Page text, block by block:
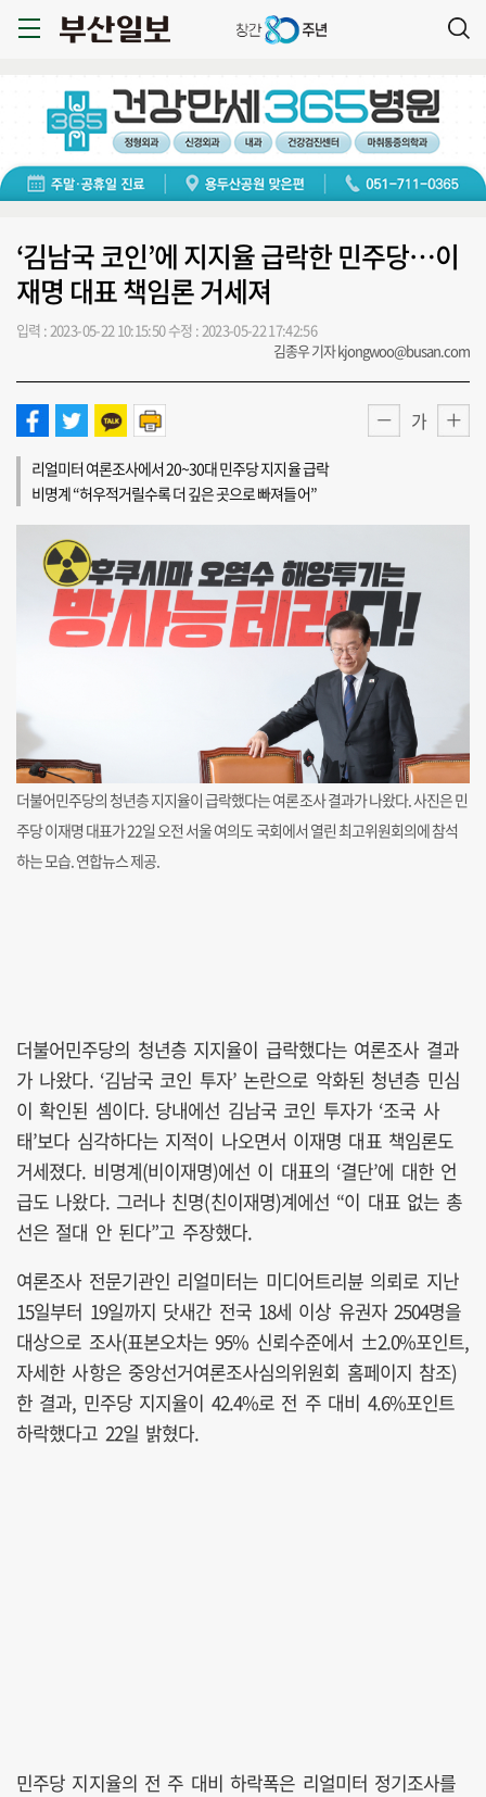
‘김남국 코인’에 지지율 급락한 민주당…이
재명 대표 책임론 거세져
입력 : 2023-05-22 10:15:50수정 : 2023-05-22 17:42:56
김종우 기자 kjongwoo@busan.com
가
리얼미터 여론조사에서 20~30대 민주당 지지율 급락
비명계 “허우적거릴수록 더 깊은 곳으로 빠져들어”
더불어민주당의 청년층 지지율이 급락했다는 여론조사 결과가 나왔다. 사진은 민
주당 이재명 대표가 22일 오전 서울 여의도 국회에서 열린 최고위원회의에 참석
하는 모습. 연합뉴스 제공.
더불어민주당의 청년층 지지율이 급락했다는 여론조사 결과
가 나왔다. ‘김남국 코인 투자’ 논란으로 악화된 청년층 민심
이 확인된 셈이다. 당내에선 김남국 코인 투자가 ‘조국 사
태’보다 심각하다는 지적이 나오면서 이재명 대표 책임론도
거세졌다. 비명계(비이재명)에선 이 대표의 ‘결단’에 대한 언
급도 나왔다. 그러나 친명(친이재명)계에선 “이 대표 없는 총
선은 절대 안 된다”고 주장했다.
여론조사 전문기관인 리얼미터는 미디어트리뷴 의뢰로 지난
15일부터 19일까지 닷새간 전국 18세 이상 유권자 2504명을
대상으로 조사(표본오차는 95% 신뢰수준에서 ±2.0%포인트,
자세한 사항은 중앙선거여론조사심의위원회 홈페이지 참조)
한 결과, 민주당 지지율이 42.4%로 전 주 대비 4.6%포인트
하락했다고 22일 밝혔다.
민주당 지지율의 전 주 대비 하락폭은 리얼미터 정기조사를